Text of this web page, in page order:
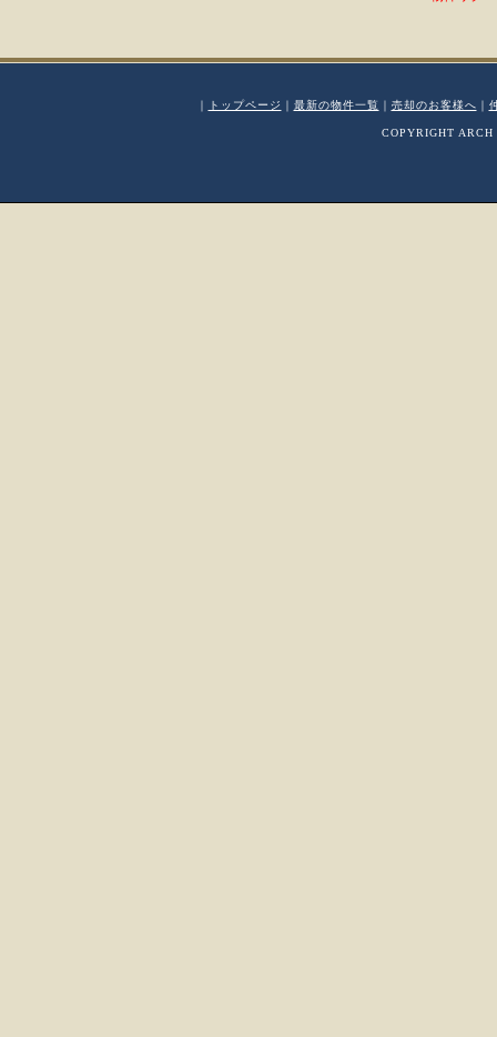
｜ トップページ ｜ 最新の物件一覧 ｜ 売却のお客様へ ｜
COPYRIGHT